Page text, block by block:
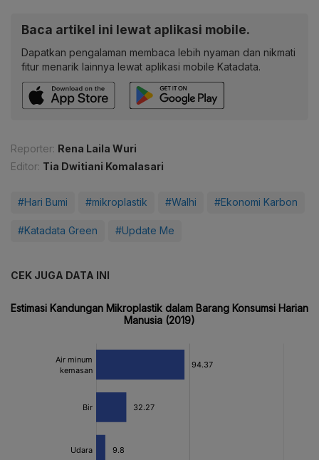
Baca artikel ini lewat aplikasi mobile.
Dapatkan pengalaman membaca lebih nyaman dan nikmati
fitur menarik lainnya lewat aplikasi mobile Katadata.
Reporter: Rena Laila Wuri
Editor: Tia Dwitiani Komalasari
#Hari Bumi #mikroplastik #Walhi #Ekonomi Karbon
#Katadata Green #Update Me
CEK JUGA DATA INI